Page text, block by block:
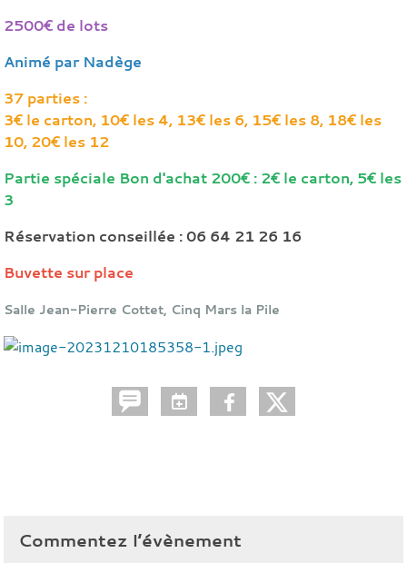
2500€ de lots
Animé par Nadège
37 parties :
3€ le carton, 10€ les 4, 13€ les 6, 15€ les 8, 18€ les
10, 20€ les 12
Partie spéciale Bon d'achat 200€ : 2€ le carton, 5€ les
3
Réservation conseillée : 06 64 21 26 16
Buvette sur place
Salle Jean-Pierre Cottet, Cinq Mars la Pile
Commentez l’évènement